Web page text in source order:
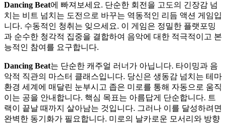
Dancing Beat에 빠져보세요. 단순한 회전을 고도의 긴장감 넘
치는 비트 넘치는 도전으로 바꾸는 역동적인 리듬 액션 게임입
니다. 수동적인 청취는 잊으세요. 이 게임은 정밀한 플랫포밍
과 순수한 청각적 집중을 결합하여 음악에 대한 적극적이고 본
능적인 참여를 요구합니다.
Dancing Beat는 단순한 캐주얼 러너가 아닙니다. 타이밍과 음
악적 직관의 마스터 클래스입니다. 당신은 생동감 넘치는 테마
환경 세계에 매달린 눈부시고 좁은 미로를 통해 자동으로 움직
이는 공을 안내합니다. 핵심 목표는 아름답게 단순합니다. 트
랙이 끝날 때까지 살아남는 것입니다. 그러나 이를 달성하려면
완벽한 동기화가 필요합니다. 미로의 날카로운 모서리와 방향